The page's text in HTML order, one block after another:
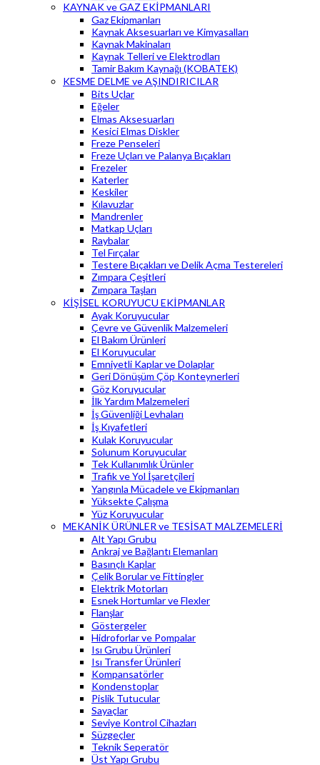
KAYNAK ve GAZ EKİPMANLARI
Gaz Ekipmanları
Kaynak Aksesuarları ve Kimyasalları
Kaynak Makinaları
Kaynak Telleri ve Elektrodları
Tamir Bakım Kaynağı (KOBATEK)
KESME DELME ve AŞINDIRICILAR
Bits Uçlar
Eğeler
Elmas Aksesuarları
Kesici Elmas Diskler
Freze Penseleri
Freze Uçları ve Palanya Bıçakları
Frezeler
Katerler
Keskiler
Kılavuzlar
Mandrenler
Matkap Uçları
Raybalar
Tel Fırçalar
Testere Bıçakları ve Delik Açma Testereleri
Zımpara Çeşitleri
Zımpara Taşları
KİŞİSEL KORUYUCU EKİPMANLAR
Ayak Koruyucular
Çevre ve Güvenlik Malzemeleri
El Bakım Ürünleri
El Koruyucular
Emniyetli Kaplar ve Dolaplar
Geri Dönüşüm Çöp Konteynerleri
Göz Koruyucular
İlk Yardım Malzemeleri
İş Güvenliği Levhaları
İş Kıyafetleri
Kulak Koruyucular
Solunum Koruyucular
Tek Kullanımlık Ürünler
Trafik ve Yol İşaretçileri
Yangınla Mücadele ve Ekipmanları
Yüksekte Çalışma
Yüz Koruyucular
MEKANİK ÜRÜNLER ve TESİSAT MALZEMELERİ
Alt Yapı Grubu
Ankraj ve Bağlantı Elemanları
Basınçlı Kaplar
Çelik Borular ve Fittingler
Elektrik Motorları
Esnek Hortumlar ve Flexler
Flanşlar
Göstergeler
Hidroforlar ve Pompalar
Isı Grubu Ürünleri
Isı Transfer Ürünleri
Kompansatörler
Kondenstoplar
Pislik Tutucular
Sayaçlar
Seviye Kontrol Cihazları
Süzgeçler
Teknik Seperatör
Üst Yapı Grubu